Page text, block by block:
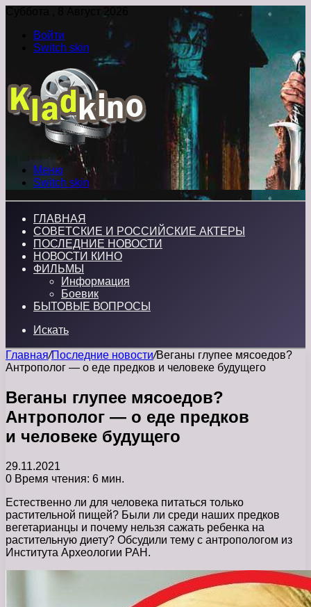
Суббота , 8 Август 2026
Войти
Switch skin
Меню
Switch skin
ГЛАВНАЯ
СОВЕТСКИЕ И РОССИЙСКИЕ АКТЕРЫ
ПОСЛЕДНИЕ НОВОСТИ
НОВОСТИ КИНО
ФИЛЬМЫ
Информация
Боевик
БЫТОВЫЕ ВОПРОСЫ
Искать
Главная/Последние новости/Веганы глупее мясоедов?
Антрополог — о еде предков и человеке будущего
Веганы глупее мясоедов?
Антрополог — о еде предков
и человеке будущего
29.11.2021
0 Время чтения: 6 мин.
Естественно ли для человека питаться только
растительной пищей? Были ли среди наших предков
вегетарианцы и почему нельзя сажать ребенка на
растительную диету? Обсудили тему с антропологом из
Института Археологии РАН.